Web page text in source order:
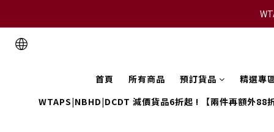
首頁 所有商品 預訂貨品
精選專
WTAPS|NBHD|DCDT 減價貨品6折起 ! 【兩件再額外88